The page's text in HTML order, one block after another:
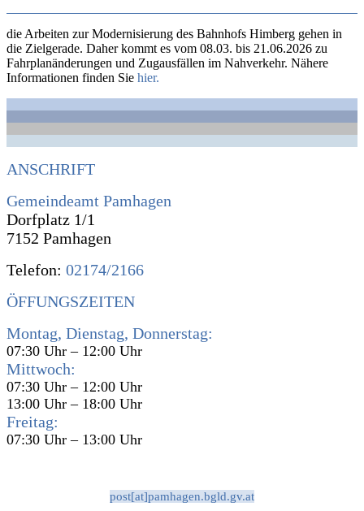
die Arbeiten zur Modernisierung des Bahnhofs Himberg gehen in
die Zielgerade. Daher kommt es vom 08.03. bis 21.06.2026 zu
Fahrplanänderungen und Zugausfällen im Nahverkehr. Nähere
Informationen finden Sie hier.
ANSCHRIFT
Gemeindeamt Pamhagen
Dorfplatz 1/1
7152 Pamhagen
Telefon: 02174/2166
ÖFFUNGSZEITEN
Montag, Dienstag, Donnerstag:
07:30 Uhr – 12:00 Uhr
Mittwoch:
07:30 Uhr – 12:00 Uhr
13:00 Uhr – 18:00 Uhr
Freitag:
07:30 Uhr – 13:00 Uhr
post[at]pamhagen.bgld.gv.at